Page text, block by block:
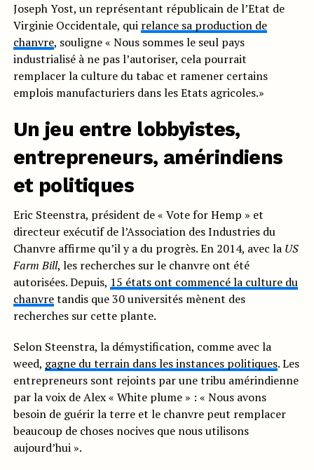
Joseph Yost, un représentant républicain de l’Etat de
Virginie Occidentale, qui relance sa production de
chanvre, souligne « Nous sommes le seul pays
industrialisé à ne pas l’autoriser, cela pourrait
remplacer la culture du tabac et ramener certains
emplois manufacturiers dans les Etats agricoles.»
Un jeu entre lobbyistes,
entrepreneurs, amérindiens
et politiques
Eric Steenstra, président de « Vote for Hemp » et
directeur exécutif de l’Association des Industries du
Chanvre affirme qu’il y a du progrès. En 2014, avec la US
Farm Bill, les recherches sur le chanvre ont été
autorisées. Depuis, 15 états ont commencé la culture du
chanvretandis que 30 universités mènent des
recherches sur cette plante.
Selon Steenstra, la démystification, comme avec la
weed, gagne du terrain dans les instances politiques. Les
entrepreneurs sont rejoints par une tribu amérindienne
par la voix de Alex « White plume » : « Nous avons
besoin de guérir la terre et le chanvre peut remplacer
beaucoup de choses nocives que nous utilisons
aujourd’hui ».